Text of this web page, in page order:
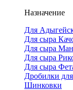
Назначение
Для
Для сыра
Для сыра
Для сыра
Для сыра
Дробилки
Шинковки